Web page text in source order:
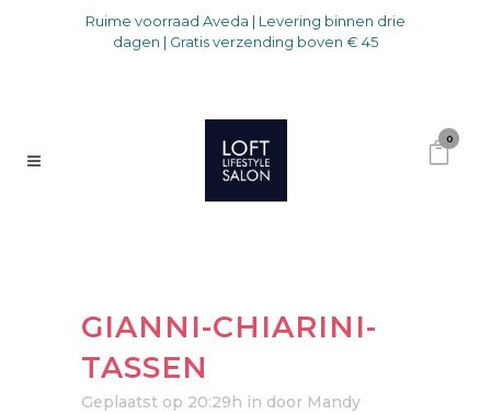
Ruime voorraad Aveda | Levering binnen drie
dagen | Gratis verzending boven € 45
0
GIANNI-CHIARINI-
TASSEN
Geplaatst op 20:29h in door Mandy